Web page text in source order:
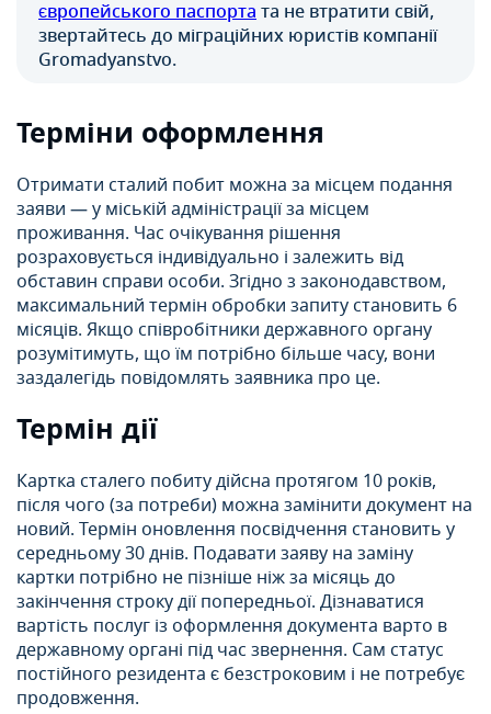
європейського паспортата не втратити свій,
звертайтесь до міграційних юристів компанії
Gromadyanstvo.
Терміни оформлення
Отримати сталий побит можна за місцем подання
заяви — у міській адміністрації за місцем
проживання. Час очікування рішення
розраховується індивідуально і залежить від
обставин справи особи. Згідно з законодавством,
максимальний термін обробки запиту становить 6
місяців. Якщо співробітники державного органу
розумітимуть, що їм потрібно більше часу, вони
заздалегідь повідомлять заявника про це.
Термін дії
Картка сталего побиту дійсна протягом 10 років,
після чого (за потреби) можна замінити документ на
новий. Термін оновлення посвідчення становить у
середньому 30 днів. Подавати заяву на заміну
картки потрібно не пізніше ніж за місяць до
закінчення строку дії попередньої. Дізнаватися
вартість послуг із оформлення документа варто в
державному органі під час звернення. Сам статус
постійного резидента є безстроковим і не потребує
продовження.